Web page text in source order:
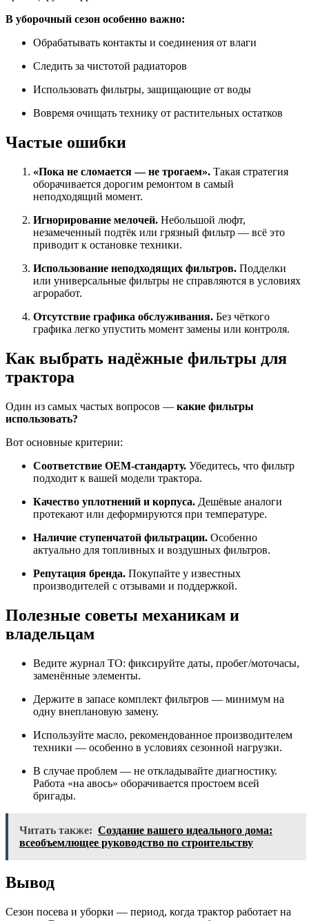
В уборочный сезон особенно важно:
Обрабатывать контакты и соединения от влаги
Следить за чистотой радиаторов
Использовать фильтры, защищающие от воды
Вовремя очищать технику от растительных остатков
Частые ошибки
«Пока не сломается — не трогаем». Такая стратегия
оборачивается дорогим ремонтом в самый
неподходящий момент.
Игнорирование мелочей. Небольшой люфт,
незамеченный подтёк или грязный фильтр — всё это
приводит к остановке техники.
Использование неподходящих фильтров. Подделки
или универсальные фильтры не справляются в условиях
агроработ.
Отсутствие графика обслуживания. Без чёткого
графика легко упустить момент замены или контроля.
Как выбрать надёжные фильтры для
трактора
Один из самых частых вопросов — какие фильтры
использовать?
Вот основные критерии:
Соответствие OEM-стандарту. Убедитесь, что фильтр
подходит к вашей модели трактора.
Качество уплотнений и корпуса. Дешёвые аналоги
протекают или деформируются при температуре.
Наличие ступенчатой фильтрации. Особенно
актуально для топливных и воздушных фильтров.
Репутация бренда. Покупайте у известных
производителей с отзывами и поддержкой.
Полезные советы механикам и
владельцам
Ведите журнал ТО: фиксируйте даты, пробег/моточасы,
заменённые элементы.
Держите в запасе комплект фильтров — минимум на
одну внеплановую замену.
Используйте масло, рекомендованное производителем
техники — особенно в условиях сезонной нагрузки.
В случае проблем — не откладывайте диагностику.
Работа «на авось» оборачивается простоем всей
бригады.
Читать также: Создание вашего идеального дома:
всеобъемлющее руководство по строительству
Вывод
Сезон посева и уборки — период, когда трактор работает на